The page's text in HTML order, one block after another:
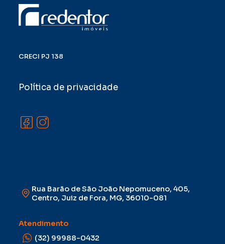
CRECI PJ 138
Política de privacidade
Rua Barão de São João Nepomuceno, 405,
Centro, Juiz de Fora, MG, 36010-081
Atendimento
(32) 99988-0432